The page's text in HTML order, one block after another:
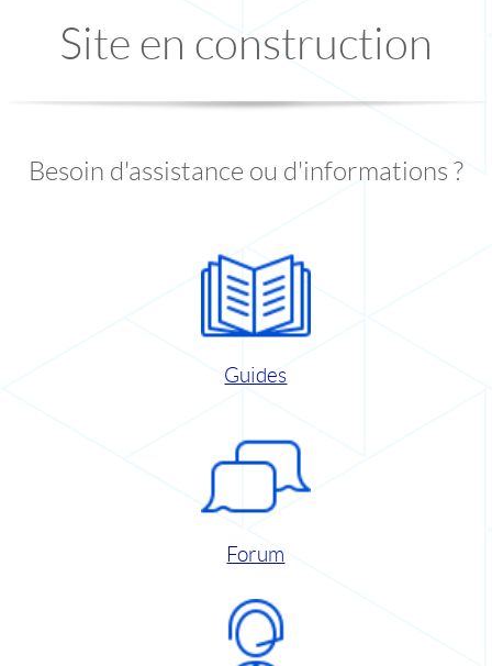
Site en construction
Besoin d'assistance ou d'informations ?
Guides
Forum